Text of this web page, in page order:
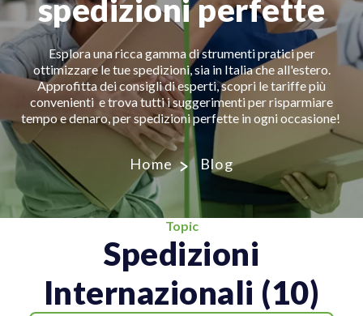
spedizioni perfette
Esplora una ricca gamma di strumenti pratici per
ottimizzare le tue spedizioni, sia in Italia che all'estero.
Approfitta dei consigli di esperti, scopri le tariffe più
convenienti e trova tutti i suggerimenti per risparmiare
tempo e denaro, per spedizioni perfette in ogni occasione!
Home Blog
Topic
Spedizioni
Internazionali (10)